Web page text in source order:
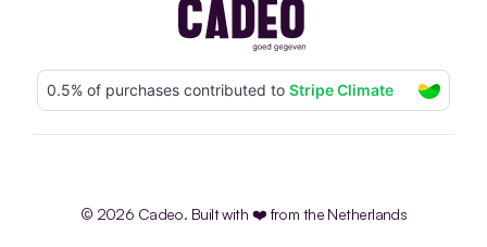
© 2026 Cadeo. Built with ❤️ from the Netherlands